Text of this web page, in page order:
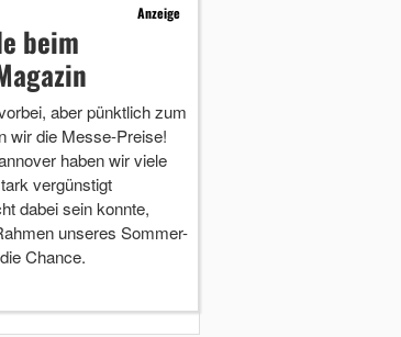
Anzeige
beim
aber pünktlich zum
wir die Messe-Preise!
haben wir viele
vergünstigt
dabei sein konnte,
unseres Sommer-
Chance.